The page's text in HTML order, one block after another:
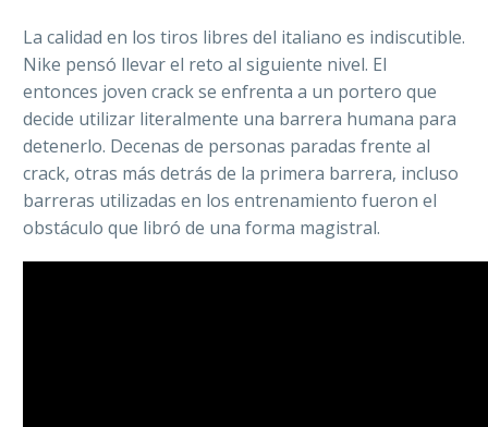
La calidad en los tiros libres del italiano es indiscutible.
Nike pensó llevar el reto al siguiente nivel. El
entonces joven crack se enfrenta a un portero que
decide utilizar literalmente una barrera humana para
detenerlo. Decenas de personas paradas frente al
crack, otras más detrás de la primera barrera, incluso
barreras utilizadas en los entrenamiento fueron el
obstáculo que libró de una forma magistral.